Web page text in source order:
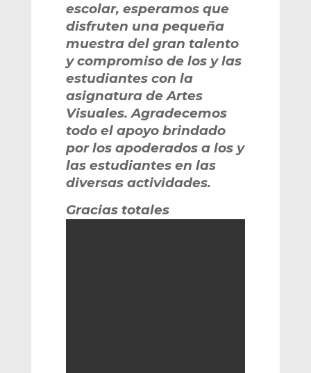
escolar, esperamos que
disfruten una pequeña
muestra del gran talento
y compromiso de los y las
estudiantes con la
asignatura de Artes
Visuales. Agradecemos
todo el apoyo brindado
por los apoderados a los y
las estudiantes en las
diversas actividades.
Gracias totales